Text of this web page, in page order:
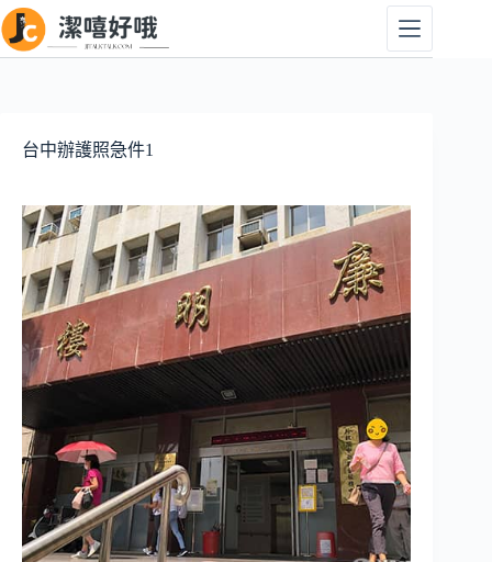
跳
至
台中辦護照急件1